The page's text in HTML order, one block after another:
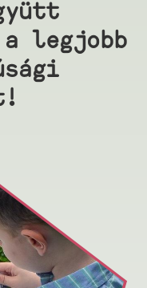
legjobb